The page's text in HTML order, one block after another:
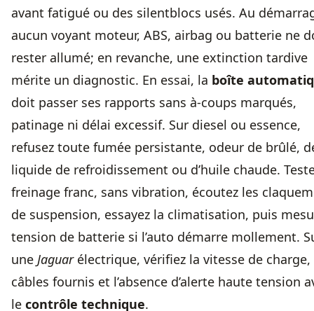
avant fatigué ou des silentblocs usés. Au
aucun voyant moteur, ABS, airbag ou batterie ne
rester allumé; en revanche, une extinction tardive
mérite un diagnostic. En essai, la boîte
doit passer ses rapports sans à-coups marqués,
patinage ni délai excessif. Sur diesel ou essence,
refusez toute fumée persistante, odeur de brûlé,
liquide de refroidissement ou d’huile chaude.
freinage franc, sans vibration, écoutez les
de suspension, essayez la climatisation, puis
tension de batterie si l’auto démarre mollement.
une Jaguarélectrique, vérifiez la vitesse de charge,
câbles fournis et l’absence d’alerte haute tension
le contrôle technique.